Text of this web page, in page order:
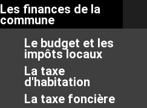
Les finances de la
commune
Le budget et les
impôts locaux
La taxe
d'habitation
La taxe foncière